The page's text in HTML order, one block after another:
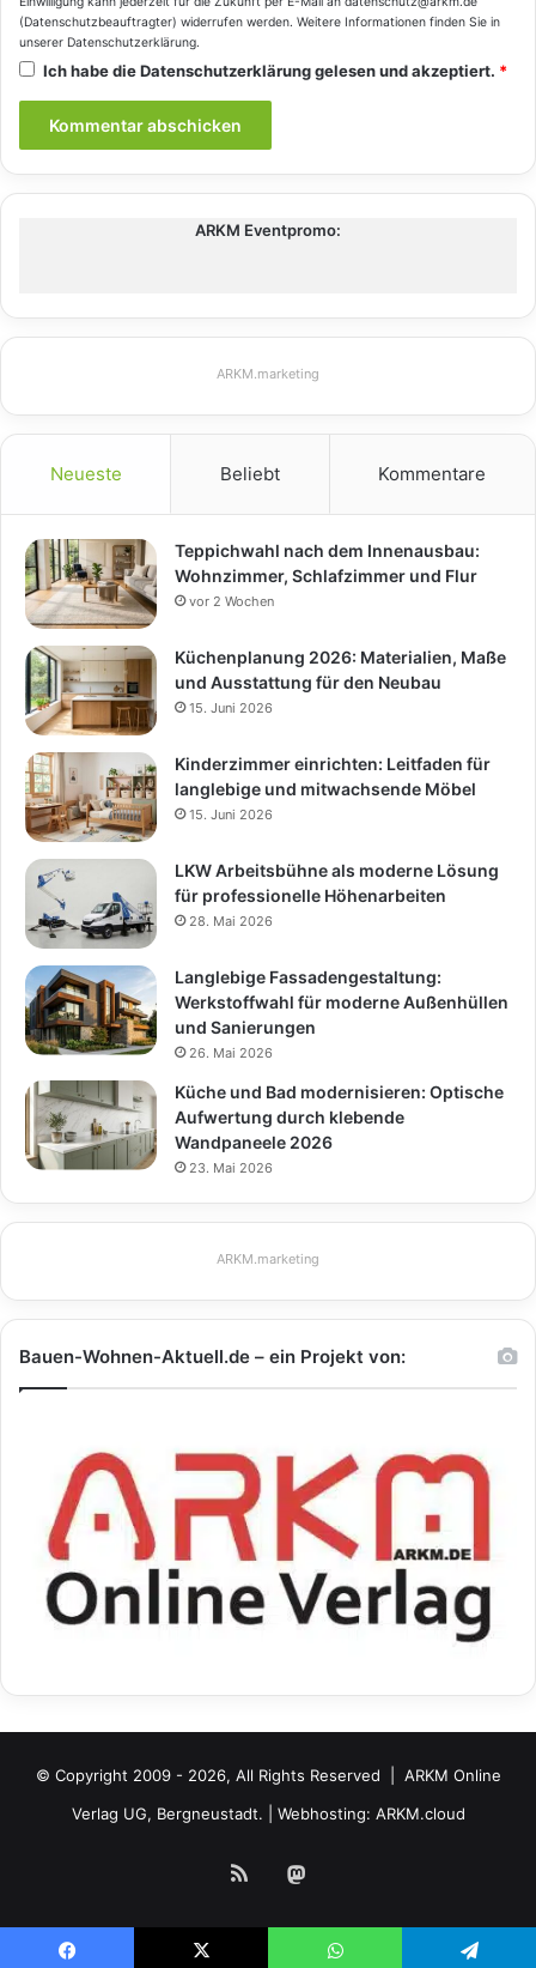
(Datenschutzbeauftragter) widerrufen werden. Weitere Informationen finden Sie in
unserer Datenschutzerklärung.
Ich habe dieDatenschutzerklärunggelesen und akzeptiert. *
ARKM Eventpromo:
ARKM.marketing
Neueste Beliebt Kommentare
Teppichwahl nach dem Innenausbau:
Wohnzimmer, Schlafzimmer und Flur
vor 2 Wochen
Küchenplanung 2026: Materialien, Maße
und Ausstattung für den Neubau
15. Juni 2026
Kinderzimmer einrichten: Leitfaden für
langlebige und mitwachsende Möbel
15. Juni 2026
LKW Arbeitsbühne als moderne Lösung
für professionelle Höhenarbeiten
28. Mai 2026
Langlebige Fassadengestaltung:
Werkstoffwahl für moderne Außenhüllen
und Sanierungen
26. Mai 2026
Küche und Bad modernisieren: Optische
Aufwertung durch klebende
Wandpaneele 2026
23. Mai 2026
ARKM.marketing
Bauen-Wohnen-Aktuell.de – ein Projekt von:
© Copyright 2009 - 2026, All Rights Reserved | ARKM Online
Verlag UG, Bergneustadt. | Webhosting: ARKM.cloud
RSS